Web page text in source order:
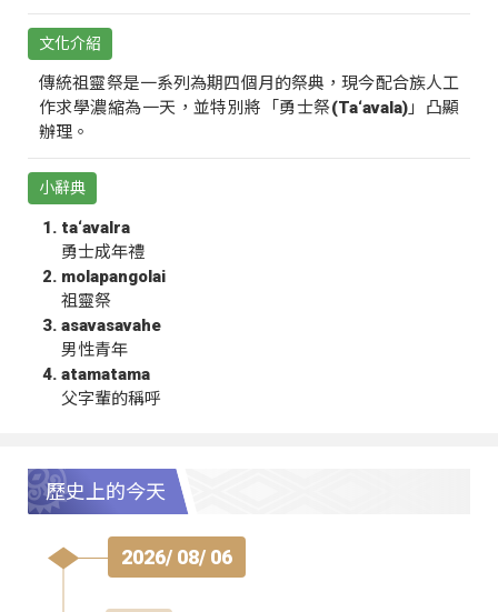
文化介紹
傳統祖靈祭是一系列為期四個月的祭典，現今配合族人工
作求學濃縮為一天，並特別將「勇士祭(Ta‘avala)」凸顯
辦理。
小辭典
ta‘avalra
勇士成年禮
molapangolai
祖靈祭
asavasavahe
男性青年
atamatama
父字輩的稱呼
歷史上的今天
2026/ 08/ 06